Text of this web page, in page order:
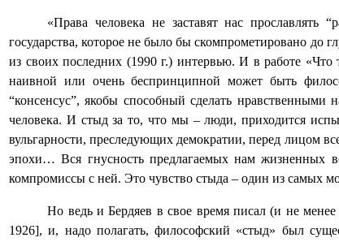
«Права человека не заставят нас прославлять
государства, которое не было бы скомпрометировано до
из своих последних (1990 г.) интервью. И в работе «Что
наивной или очень беспринципной может быть
“консенсус”, якобы способный сделать
человека. И стыд за то, что мы – люди, приходится
вульгарности, преследующих демократии, перед лицом
эпохи… Вся гнусность предлагаемых нам жизненных
компромиссы с ней. Это чувство стыда – один из
Но ведь и Бердяев в свое время писал (и не
1926], и, надо полагать, философский «стыд» был